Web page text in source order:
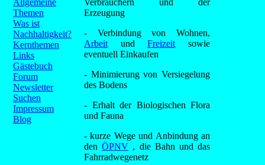
Allgemeine
Themen
Was ist
Nachhaltigkeit?
Kernthemen
Links
Gästebuch
Forum
Newsletter
Suchen
Impressum
Blog
Verbrauchern und der
Erzeugung
- Verbindung von Wohnen,
Arbeit undFreizeit sowie
eventuell Einkaufen
- Minimierung von Versiegelung
des Bodens
- Erhalt der Biologischen Flora
und Fauna
- kurze Wege und Anbindung an
denÖPNV , die Bahn und das
Fahrradwegenetz